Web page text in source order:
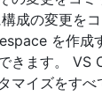
成の変更を
を作成
きます。 VS
マイズをす